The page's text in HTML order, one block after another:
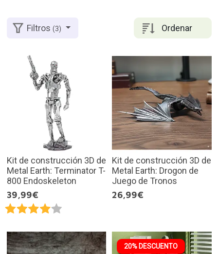
Ordenar
Filtros(3)
Kit de construcción 3D de
Metal Earth: Terminator T-
800 Endoskeleton
39,99€
Kit de construcción 3D de
Metal Earth: Drogon de
Juego de Tronos
26,99€
20% DESCUENTO